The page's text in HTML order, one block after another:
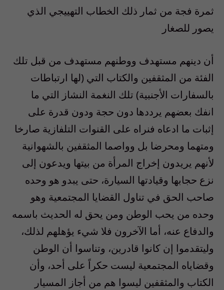
ثمرة فجة من ثمار ذلك الخطاب التهييجي الذي
يصور للصغار
أن دينهم مستهدف ووطنهم مستهدف من قبل تلك
الفئة من المثقفين والكتاب التي (لها ارتباطات
بالسفارات الأجنبية) تلك النغمة النشاز التي ما
انفك بعضهم يرددها دون حجة ودون قدرة على
إثبات ما ادعاه فنراه على القنوات التلفازية صارخا
ومتهما ومحرضا بل وواصما المثقفين بالشهوانية
لأنهم يريدون إخراج المرأة من بيتها ويدعون إلى
نزع حجابها وقيادتها السيارة، حتى يبدو هو وحده
صاحب الحق في تناول القضايا المجتمعية وهو
وحده من يحب الوطن ومن يحق له الحديث باسمه
والدفاع عنه، أما الآخرون فلا شيء يؤهلهم لذلك،
وليتقدموا إن كانوا قادرين، وتناسوا أن الوطن
وقضاياه المجتمعية ليست حكراً على أحد، وأن
الكتاب والمثقفين ليسوا هم من أجاز المسيار